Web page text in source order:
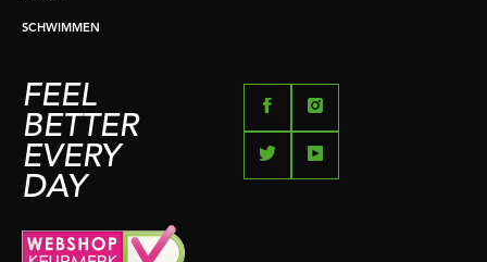
SCHWIMMEN
FEEL
BETTER
EVERY
DAY